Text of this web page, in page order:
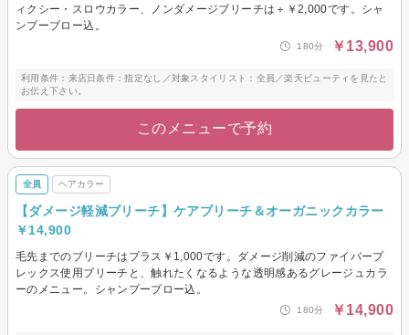
ィクシー・スロウカラー、ノンダメージブリーチは＋￥2,000です。シャ
ンプーブロー込。
180分 ￥13,900
利用条件：来店日条件：指定なし／対象スタイリスト：全員／楽天ビューティを見たと
お伝え下さい。
このメニューで予約
全員 ヘアカラー
【ダメージ軽減ブリーチ】ケアブリーチ＆オーガニックカラー
￥14,900
毛先までのブリーチはプラス￥1,000です。ダメージ削減のファイバープ
レックス使用ブリーチと、触れたくなるような透明感あるグレージュカラ
ーのメニュー。シャンプーブロー込。
180分 ￥14,900